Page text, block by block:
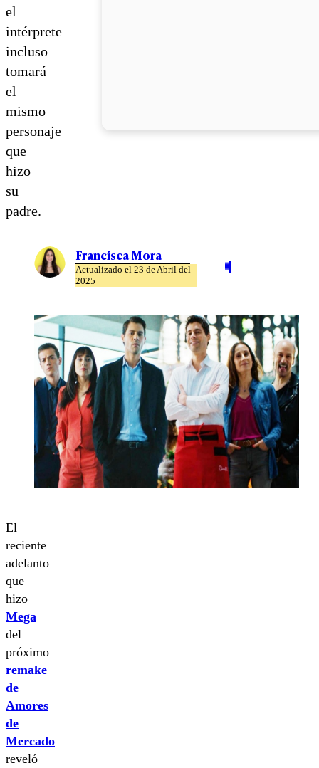
el
intérprete
incluso
tomará
el
mismo
personaje
que
hizo
su
padre.
Francisca Mora
Actualizado el 23 de Abril del
2025
El
reciente
adelanto
que
hizo
Mega
del
próximo
remake
de
Amores
de
Mercado
reveló